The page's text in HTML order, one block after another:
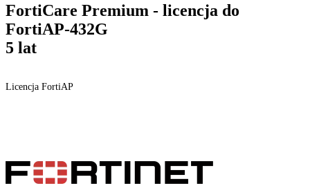
FortiCare Premium - licencja do
FortiAP-432G
5 lat
Licencja FortiAP